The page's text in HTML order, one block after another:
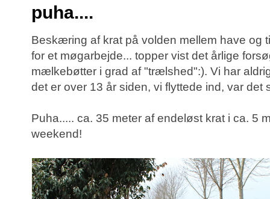
puha....
Beskæring af krat på volden mellem have og
for et møgarbejde... topper vist det årlige
mælkebøtter i grad af "trælshed":). Vi har
det er over 13 år siden, vi flyttede ind, var det
Puha..... ca. 35 meter af endeløst krat i ca. 5
weekend!